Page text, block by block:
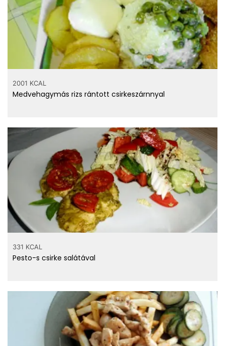
2001 KCAL
Medvehagymás rizs rántott csirkeszárnnyal
331 KCAL
Pesto-s csirke salátával